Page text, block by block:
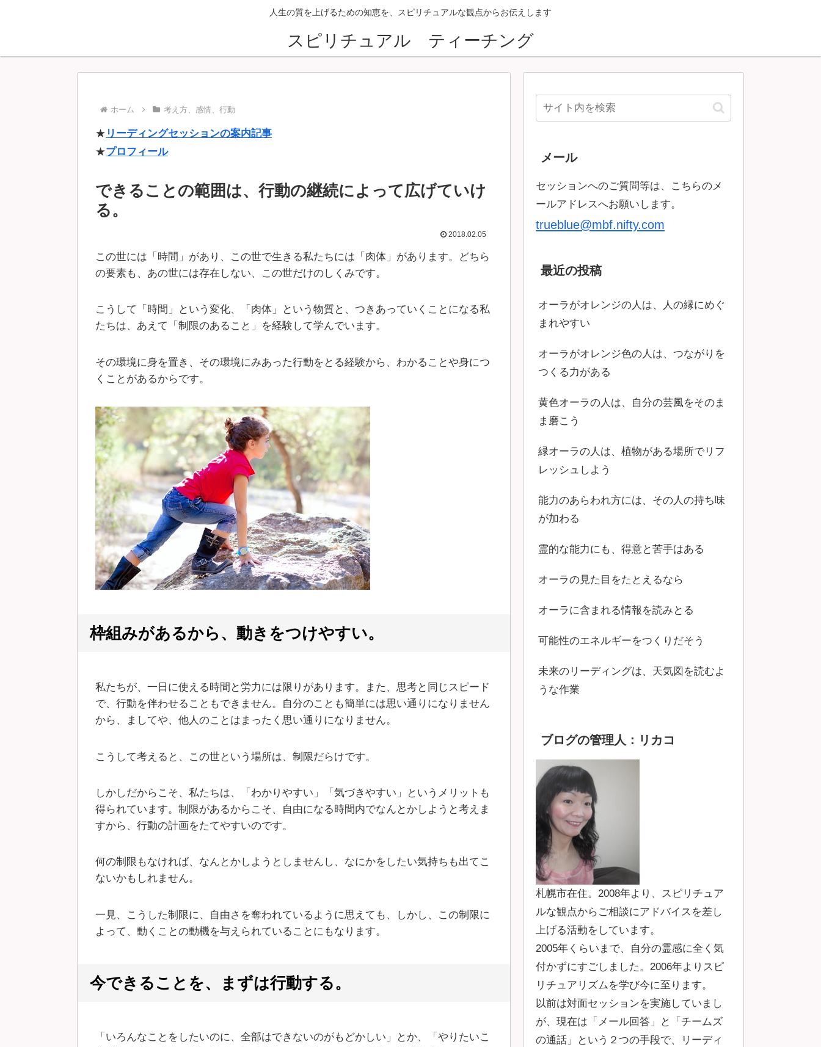
人生の質を上げるための知恵を、スピリチュアルな観点からお伝えします
スピリチュアル ティーチング
ホーム 考え方、感情、行動
★ リーディングセッションの案内記事
★プロフィール
できることの範囲は、行動の継続によって広げていけ
る。
2018.02.05
この世には「時間」があり、この世で生きる私たちには「肉体」があります。どちら
の要素も、あの世には存在しない、この世だけのしくみです。
こうして「時間」という変化、「肉体」という物質と、つきあっていくことになる私
たちは、あえて「制限のあること」を経験して学んでいます。
その環境に身を置き、その環境にみあった行動をとる経験から、わかることや身につ
くことがあるからです。
枠組みがあるから、動きをつけやすい。
私たちが、一日に使える時間と労力には限りがあります。また、思考と同じスピード
で、行動を伴わせることもできません。自分のことも簡単には思い通りになりません
から、ましてや、他人のことはまったく思い通りになりません。
こうして考えると、この世という場所は、制限だらけです。
しかしだからこそ、私たちは、「わかりやすい」「気づきやすい」というメリットも
得られています。制限があるからこそ、自由になる時間内でなんとかしようと考えま
すから、行動の計画をたてやすいのです。
何の制限もなければ、なんとかしようとしませんし、なにかをしたい気持ちも出てこ
ないかもしれません。
一見、こうした制限に、自由さを奪われているように思えても、しかし、この制限に
よって、動くことの動機を与えられていることにもなります。
今できることを、まずは行動する。
「いろんなことをしたいのに、全部はできないのがもどかしい」とか、「やりたいこ
メール
セッションへのご質問等は、こちらのメ
ールアドレスへお願いします。
trueblue@mbf.nifty.com
最近の投稿
オーラがオレンジの人は、人の縁にめぐ
まれやすい
オーラがオレンジ色の人は、つながりを
つくる力がある
黄色オーラの人は、自分の芸風をそのま
ま磨こう
緑オーラの人は、植物がある場所でリフ
レッシュしよう
能力のあらわれ方には、その人の持ち味
が加わる
霊的な能力にも、得意と苦手はある
オーラの見た目をたとえるなら
オーラに含まれる情報を読みとる
可能性のエネルギーをつくりだそう
未来のリーディングは、天気図を読むよ
うな作業
ブログの管理人：リカコ
札幌市在住。2008年より、スピリチュア
ルな観点からご相談にアドバイスを差し
上げる活動をしています。
2005年くらいまで、自分の霊感に全く気
付かずにすごしました。2006年よりスピ
リチュアリズムを学び今に至ります。
以前は対面セッションを実施していまし
が、現在は「メール回答」と「チームズ
の通話」という２つの手段で、リーディ